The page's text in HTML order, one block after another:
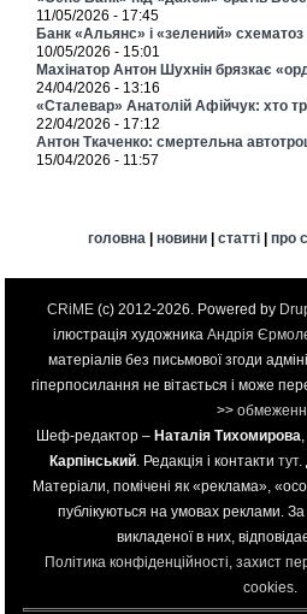
11/05/2026 - 17:45
Банк «Альянс» і «зелений»
10/05/2026 - 15:01
Махінатор Антон Шухнін брязкає
24/04/2026 - 13:16
«Сталевар» Анатолій Афійчук: хто
22/04/2026 - 17:12
Антон Ткаченко: смертельна
15/04/2026 - 11:57
головна| новини| статті| про
CRiME (c) 2012-2026. Powered by
ілюстрація художника Андрія
матеріалів без письмової згоди
гіперпосилання не вітається і може
>>
Шеф-редактор – Наталія Тихомирова
Карпінський. Редакція і контакти тут.
Матеріали, помічені як «реклама»,
публікуються на умовах реклами. За
викладеної в них,
Політика конфіденційності, захист
cookies.